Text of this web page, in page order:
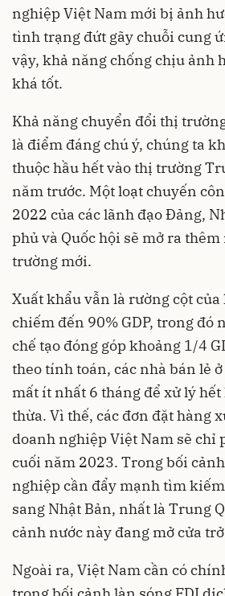
nghiệp Việt Nam mới bị ảnh
tình trạng đứt gãy chuỗi cung
vậy, khả năng chống chịu ảnh
khá tốt.
Khả năng chuyển đổi thị
là điểm đáng chú ý, chúng ta
thuộc hầu hết vào thị trường
năm trước. Một loạt chuyến
2022 của các lãnh đạo Đảng,
phủ và Quốc hội sẽ mở ra
trường mới.
Xuất khẩu vẫn là rường cột
chiếm đến 90% GDP, trong đó
chế tạo đóng góp khoảng 1/4
theo tính toán, các nhà bán lẻ
mất ít nhất 6 tháng để xử lý
thừa. Vì thế, các đơn đặt hàng
doanh nghiệp Việt Nam sẽ chỉ
cuối năm 2023. Trong bối
nghiệp cần đẩy mạnh tìm
sang Nhật Bản, nhất là Trung
cảnh nước này đang mở cửa
Ngoài ra, Việt Nam cần có